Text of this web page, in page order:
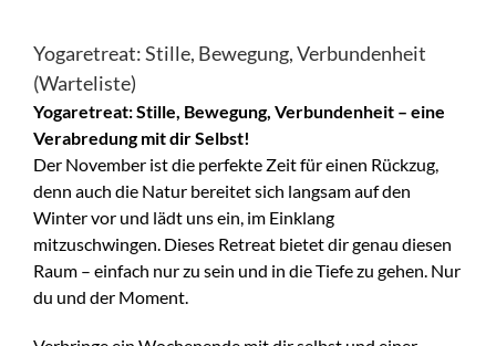
Yogaretreat: Stille, Bewegung, Verbundenheit
(Warteliste)
Yogaretreat: Stille, Bewegung, Verbundenheit – eine
Verabredung mit dir Selbst!
Der November ist die perfekte Zeit für einen Rückzug,
denn auch die Natur bereitet sich langsam auf den
Winter vor und lädt uns ein, im Einklang
mitzuschwingen. Dieses Retreat bietet dir genau diesen
Raum – einfach nur zu sein und in die Tiefe zu gehen. Nur
du und der Moment.